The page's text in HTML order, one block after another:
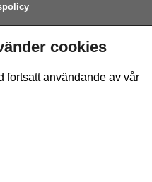
the GooglePrivacy Policyand
- All rights reserved.
cookies
fortsatt användande av vår